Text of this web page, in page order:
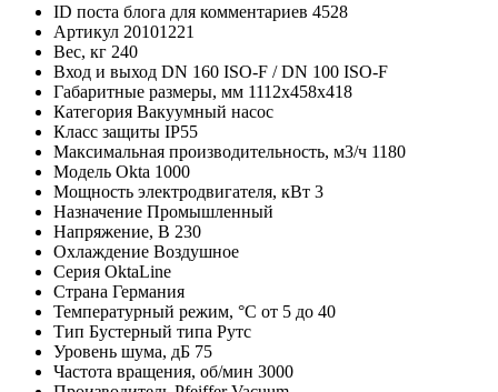
ID поста блога для комментариев 4528
Артикул 20101221
Вес, кг 240
Вход и выход DN 160 ISO-F / DN 100 ISO-F
Габаритные размеры, мм 1112x458x418
Категория Вакуумный насос
Класс защиты IP55
Максимальная производительность, м3/ч 1180
Модель Okta 1000
Мощность электродвигателя, кВт 3
Назначение Промышленный
Напряжение, В 230
Охлаждение Воздушное
Серия OktaLine
Страна Германия
Температурный режим, °С от 5 до 40
Тип Бустерный типа Рутс
Уровень шума, дБ 75
Частота вращения, об/мин 3000